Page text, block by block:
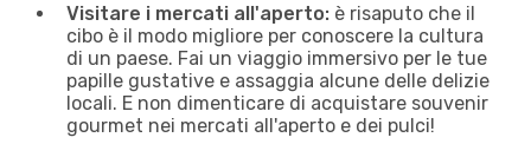
Visitare i mercati all'aperto: è risaputo che il
cibo è il modo migliore per conoscere la cultura
di un paese. Fai un viaggio immersivo per le tue
papille gustative e assaggia alcune delle delizie
locali. E non dimenticare di acquistare souvenir
gourmet nei mercati all'aperto e dei pulci!